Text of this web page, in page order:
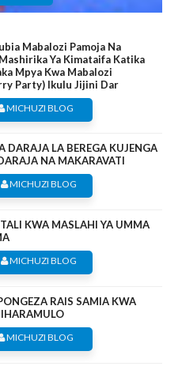
Mabalozi Pamoja Na
Ya Kimataifa Katika
Mpya Kwa Mabalozi
Party) Ikulu Jijini Dar
MICHUZI BLOG
DARAJA LA BEREGA KUJENGA
NA MAKARAVATI
MICHUZI BLOG
KWA MASLAHI YA UMMA
MICHUZI BLOG
RAIS SAMIA KWA
MICHUZI BLOG